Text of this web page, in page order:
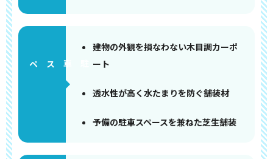
建物の外観を損なわない木目調カーポ
ート
透水性が高く水たまりを防ぐ舗装材
予備の駐車スペースを兼ねた芝生舗装